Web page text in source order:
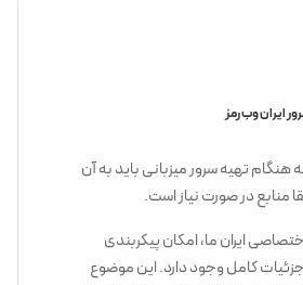
ایران وب رمز
هنگام تهیه سرور میزبانی باید به آن
منابع در صورت نیاز است.
ایران ما، امکان پیکربندی
کامل وجود دارد. این موضوع